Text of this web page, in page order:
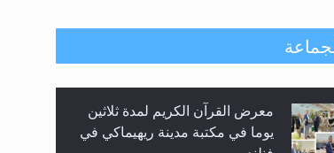
معرض القرآن الكريم لمدة ثلاثين
يوما في مكتبة مدينة ريهيماكي في